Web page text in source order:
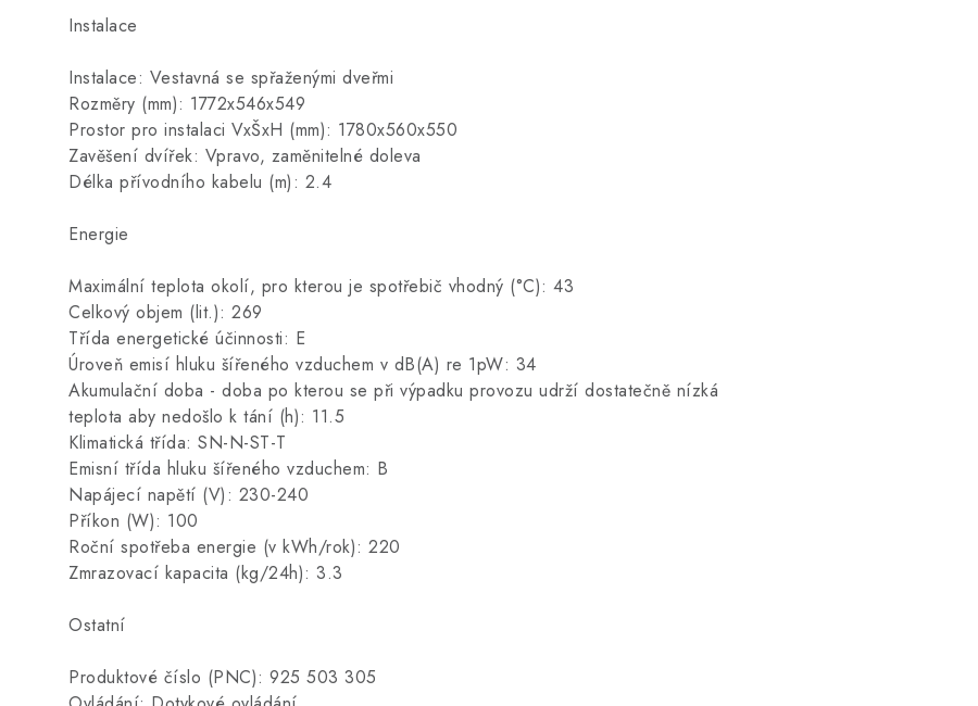
Instalace
Instalace: Vestavná se spřaženými dveřmi
Rozměry (mm): 1772x546x549
Prostor pro instalaci VxŠxH (mm): 1780x560x550
Zavěšení dvířek: Vpravo, zaměnitelné doleva
Délka přívodního kabelu (m): 2.4
Energie
Maximální teplota okolí, pro kterou je spotřebič vhodný (°C): 43
Celkový objem (lit.): 269
Třída energetické účinnosti: E
Úroveň emisí hluku šířeného vzduchem v dB(A) re 1pW: 34
Akumulační doba - doba po kterou se při výpadku provozu udrží dostatečně nízká
teplota aby nedošlo k tání (h): 11.5
Klimatická třída: SN-N-ST-T
Emisní třída hluku šířeného vzduchem: B
Napájecí napětí (V): 230-240
Příkon (W): 100
Roční spotřeba energie (v kWh/rok): 220
Zmrazovací kapacita (kg/24h): 3.3
Ostatní
Produktové číslo (PNC): 925 503 305